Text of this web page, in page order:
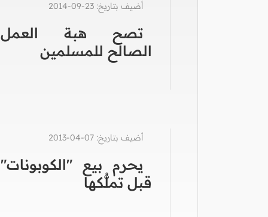
أضيف بتاريخ: 23-09-2014
تصح هبة العمل
الصالح للمسلمين
أضيف بتاريخ: 07-04-2013
يحرم بيع "الكوبونات"
قبل تملُّكها